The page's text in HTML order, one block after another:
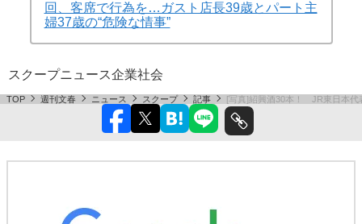
回、客席で行為を…ガスト店長39歳とパート主
婦37歳の“危険な情事”
スクープニュース企業社会
TOP 週刊文春 ニュース スクープ 記事 [写真]紹興酒30本！ JR東日本代